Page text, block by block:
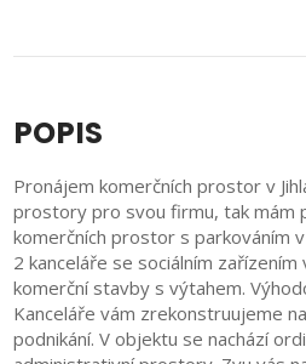
POPIS
Pronájem komerčních prostor v
prostory pro svou firmu, tak mám
komerčních prostor s parkováním v
2 kanceláře se sociálním
komerční stavby s výtahem.
Kanceláře vám zrekonstruujeme
podnikání. V objektu se nachází